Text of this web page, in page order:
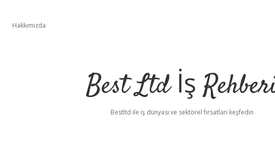
Hakkımızda
Best Ltd İş
Bestltd ile iş dünyası ve sektörel fırsatları keşfedin